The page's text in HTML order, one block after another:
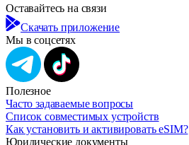
Оставайтесь на связи
Скачать приложение
Мы в соцсетях
Полезное
Часто задаваемые вопросы
Список совместимых устройств
Как установить и активировать eSIM?
Юридические документы